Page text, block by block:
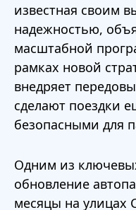
известная своим
надежностью,
масштабной
рамках новой
внедряет
сделают поездки
безопасными для
Одним из
обновление
месяцы на улицах